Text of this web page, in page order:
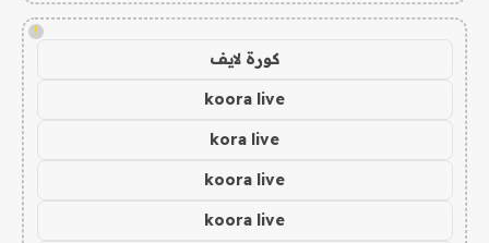
!
كورة لايف
koora live
kora live
koora live
koora live